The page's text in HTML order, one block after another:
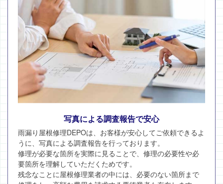
写真による調査報告で安心
雨漏り屋根修理DEPOは、お客様が安心してご依頼できるよ
うに、写真による調査報告を行っております。
修理が必要な箇所を実際に見ることで、修理の必要性や必
要箇所を理解していただくためです。
残念なことに屋根修理業者の中には、必要のない箇所まで